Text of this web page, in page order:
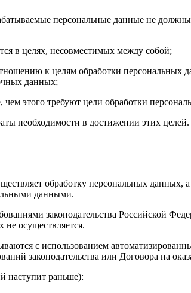
персональные данные не
в целях, несовместимых между собой;
к целям обработки
данных;
этого требуют цели обработки
необходимости в достижении этих целей.
обработку персональных данных, а
данными.
законодательства Российской
осуществляется.
с использованием
законодательства или Договора на
наступит раньше):